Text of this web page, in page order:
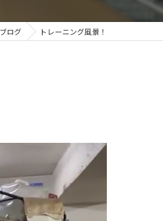
ブログ トレーニング風景！